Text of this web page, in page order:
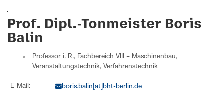
Prof. Dipl.-Tonmeister Boris
Balin
Professor i. R., Fachbereich VIII – Maschinenbau,
Veranstaltungstechnik, Verfahrenstechnik
E-Mail: boris.balin[at]bht-berlin.de